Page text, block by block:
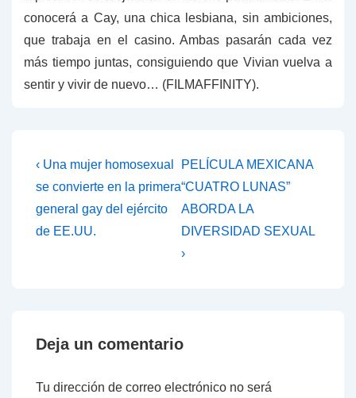
conocerá a Cay, una chica lesbiana, sin ambiciones,
que trabaja en el casino. Ambas pasarán cada vez
más tiempo juntas, consiguiendo que Vivian vuelva a
sentir y vivir de nuevo… (FILMAFFINITY).
Navegación
de
entradas
La
entrada
anterior
es
‹ Una mujer homosexual
se convierte en la primera
general gay del ejército
de EE.UU.
La
entrada
siguiente
es
PELÍCULA MEXICANA
“CUATRO LUNAS”
ABORDA LA
DIVERSIDAD SEXUAL
›
Deja un comentario
Tu dirección de correo electrónico no será